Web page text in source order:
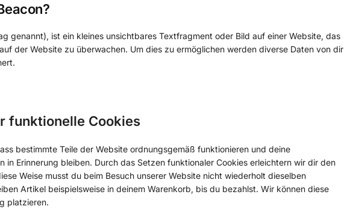
genannt), ist ein kleines unsichtbares Textfragment oder Bild auf einer Website, das
der Website zu überwachen. Um dies zu ermöglichen werden diverse Daten von dir
funktionelle Cookies
bestimmte Teile der Website ordnungsgemäß funktionieren und deine
in Erinnerung bleiben. Durch das Setzen funktionaler Cookies erleichtern wir dir den
Weise musst du beim Besuch unserer Website nicht wiederholt dieselben
Artikel beispielsweise in deinem Warenkorb, bis du bezahlst. Wir können diese
platzieren.